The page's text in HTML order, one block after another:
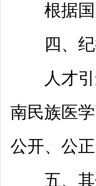
根据国
四、纪
人才引
南民族医
公开、公正
五、其